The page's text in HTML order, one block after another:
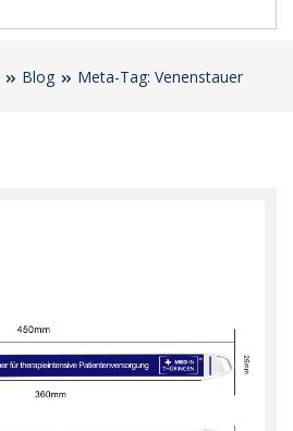
Blog Meta-Tag: Venenstauer